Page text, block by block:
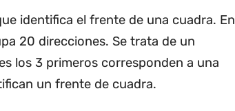
identifica el frente de una cuadra. En
20 direcciones. Se trata de un
los 3 primeros corresponden a una
un frente de cuadra.